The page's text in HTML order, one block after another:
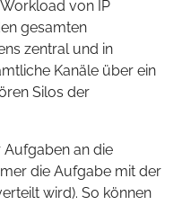
von IP
gesamten
zentral und in
Kanäle über ein
Silos der
Aufgaben an die
die Aufgabe mit der
wird). So können